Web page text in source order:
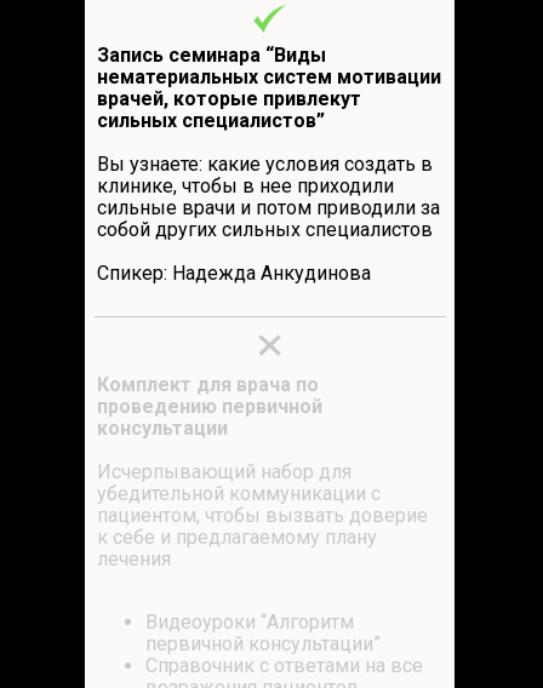
Запись семинара “Виды
нематериальных систем мотивации
врачей, которые привлекут
сильных специалистов”
Вы узнаете: какие условия создать в
клинике, чтобы в нее приходили
сильные врачи и потом приводили за
собой других сильных специалистов
Спикер: Надежда Анкудинова
Комплект для врача по
проведению первичной
консультации
Исчерпывающий набор для
убедительной коммуникации с
пациентом, чтобы вызвать доверие
к себе и предлагаемому плану
лечения
Видеоуроки “Алгоритм
первичной консультации”
Справочник с ответами на все